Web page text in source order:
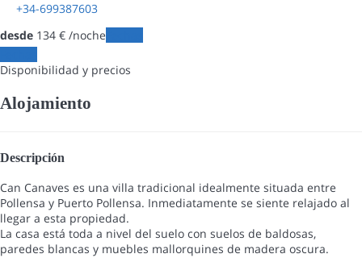
+34-699387603
desde 134 € /noche
Disponibilidad y precios
Alojamiento
Descripción
Can Canaves es una villa tradicional idealmente situada entre
Pollensa y Puerto Pollensa. Inmediatamente se siente relajado al
llegar a esta propiedad.
La casa está toda a nivel del suelo con suelos de baldosas,
paredes blancas y muebles mallorquines de madera oscura.